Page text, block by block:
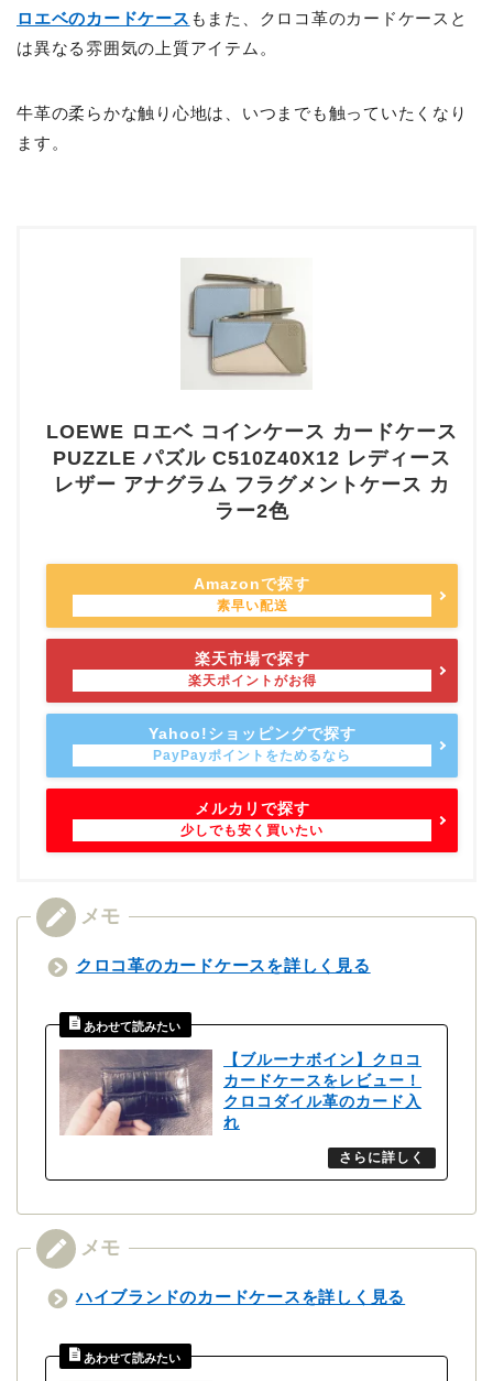
ロエベのカードケース もまた、クロコ革のカードケースと
は異なる雰囲気の上質アイテム。
牛革の柔らかな触り心地は、いつまでも触っていたくなり
ます。
LOEWE ロエベ コインケース カードケース
PUZZLE パズル C510Z40X12 レディース
レザー アナグラム フラグメントケース カ
ラー2色
Amazonで探す
楽天市場で探す
Yahoo!ショッピングで探す
メルカリで探す
クロコ革のカードケースを詳しく見る
【ブルーナボイン】クロコ
カードケースをレビュー！
クロコダイル革のカード入
れ
ハイブランドのカードケースを詳しく見る